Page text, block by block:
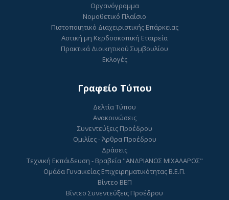
Οργανόγραμμα
Νομοθετικό Πλαίσιο
Πιστοποιητικό Διαχειριστικής Επάρκειας
Αστική μη Κερδοσκοπική Εταιρεία
Πρακτικά Διοικητικού Συμβουλίου
Εκλογές
Γραφείο Τύπου
Δελτία Τύπου
Ανακοινώσεις
Συνεντεύξεις Προέδρου
Ομιλίες - Άρθρα Προέδρου
Δράσεις
Τεχνική Εκπάιδευση - Βραβεία "ΑΝΔΡΙΑΝΟΣ ΜΙΧΑΛΑΡΟΣ"
Ομάδα Γυναικείας Επιχειρηματικότητας Β.Ε.Π.
Βίντεο ΒΕΠ
Βίντεο Συνεντεύξεις Προέδρου